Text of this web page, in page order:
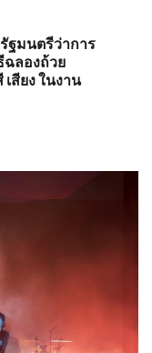
ฐมนตรีว่าการ
ฉลองถ้วย
สียง ในงาน